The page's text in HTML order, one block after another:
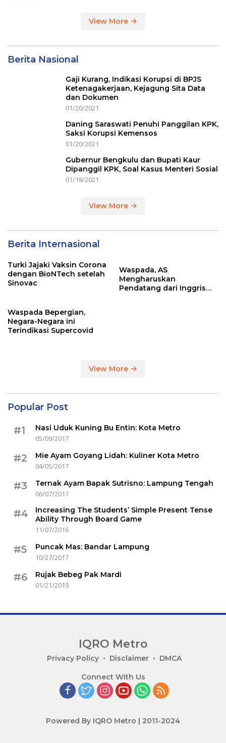
View More
Berita Nasional
Gaji Kurang, Indikasi Korupsi di BPJS
Ketenagakerjaan, Kejagung Sita Data
dan Dokumen
01/20/2021
Daning Saraswati Penuhi Panggilan KPK,
Saksi Korupsi Kemensos
01/20/2021
Gubernur Bengkulu dan Bupati Kaur
Dipanggil KPK, Soal Kasus Menteri Sosial
01/18/2021
View More
Berita Internasional
Turki Jajaki Vaksin Corona
dengan BioNTech setelah
Sinovac
Waspada, AS
Mengharuskan
Pendatang dari Inggris
Waspada Bepergian,
Negara-Negara ini
Terindikasi Supercovid
View More
Popular Post
#1
Nasi Uduk Kuning Bu Entin: Kota Metro
05/09/2017
#2
Mie Ayam Goyang Lidah: Kuliner Kota Metro
04/05/2017
#3
Ternak Ayam Bapak Sutrisno: Lampung Tengah
06/07/2017
#4
Increasing The Students’ Simple Present Tense
Ability Through Board Game
11/07/2016
#5
Puncak Mas: Bandar Lampung
10/27/2017
#6
Rujak Bebeg Pak Mardi
01/21/2019
IQRO Metro
Privacy Policy Disclaimer DMCA
Connect With Us
Powered By IQRO Metro | 2011-2024